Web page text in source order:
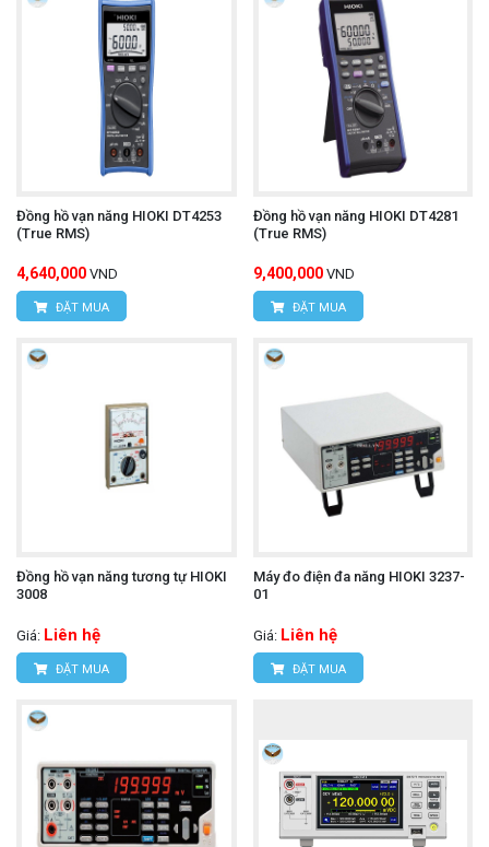
Đồng hồ vạn năng HIOKI DT4253
(True RMS)
4,640,000 VND
ĐẶT MUA
Đồng hồ vạn năng HIOKI DT4281
(True RMS)
9,400,000 VND
ĐẶT MUA
Đồng hồ vạn năng tương tự HIOKI
3008
Giá: Liên hệ
ĐẶT MUA
Máy đo điện đa năng HIOKI 3237-
01
Giá: Liên hệ
ĐẶT MUA